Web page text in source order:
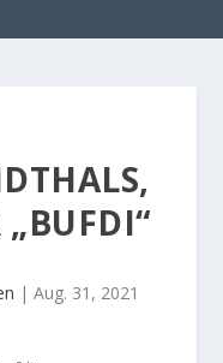
„BUFDI“
| Aug. 31, 2021